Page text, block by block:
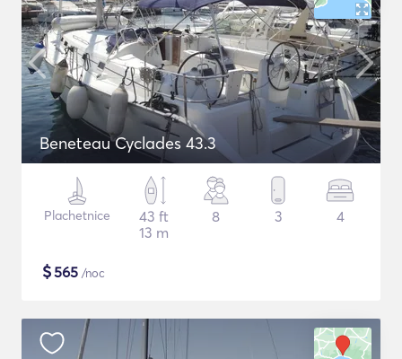
Beneteau Cyclades 43.3
Plachetnice
43 ft
13 m
8 3 4
$565 /noc